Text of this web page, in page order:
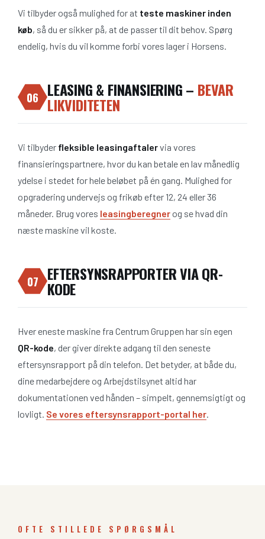
Vi tilbyder også mulighed for at teste maskiner inden
køb, så du er sikker på, at de passer til dit behov. Spørg
endelig, hvis du vil komme forbi vores lager i Horsens.
06 LEASING & FINANSIERING – BEVAR
LIKVIDITETEN
Vi tilbyder fleksible leasingaftalervia vores
finansieringspartnere, hvor du kan betale en lav månedlig
ydelse i stedet for hele beløbet på én gang. Mulighed for
opgradering undervejs og frikøb efter 12, 24 eller 36
måneder. Brug vores leasingberegnerog se hvad din
næste maskine vil koste.
07 EFTERSYNSRAPPORTER VIA QR-
KODE
Hver eneste maskine fra Centrum Gruppen har sin egen
QR-kode, der giver direkte adgang til den seneste
eftersynsrapport på din telefon. Det betyder, at både du,
dine medarbejdere og Arbejdstilsynet altid har
dokumentationen ved hånden – simpelt, gennemsigtigt og
lovligt. Se vores eftersynsrapport-portal her.
OFTE STILLEDE SPØRGSMÅL